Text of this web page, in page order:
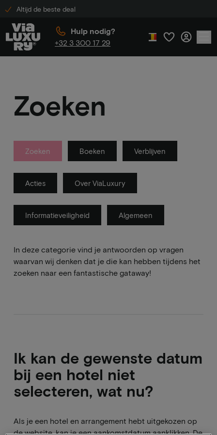
Altijd de beste deal
Hulp nodig?
+32 3 300 17 29
Zoeken
Zoeken Boeken Verblijven
Acties Over ViaLuxury
Informatieveiligheid Algemeen
In deze categorie vind je antwoorden op vragen
waarvan wij denken dat je die kan hebben tijdens het
zoeken naar een fantastische gataway!
Ik kan de gewenste datum
bij een hotel niet
selecteren, wat nu?
Als je een hotel en arrangement hebt uitgekozen op
de website, kan je een aankomstdatum aanklikken. De